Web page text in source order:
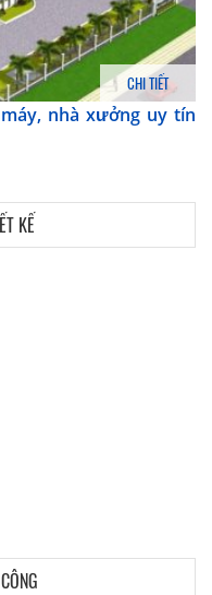
CHI TIẾT
nhà xưởng uy tín
KẾ